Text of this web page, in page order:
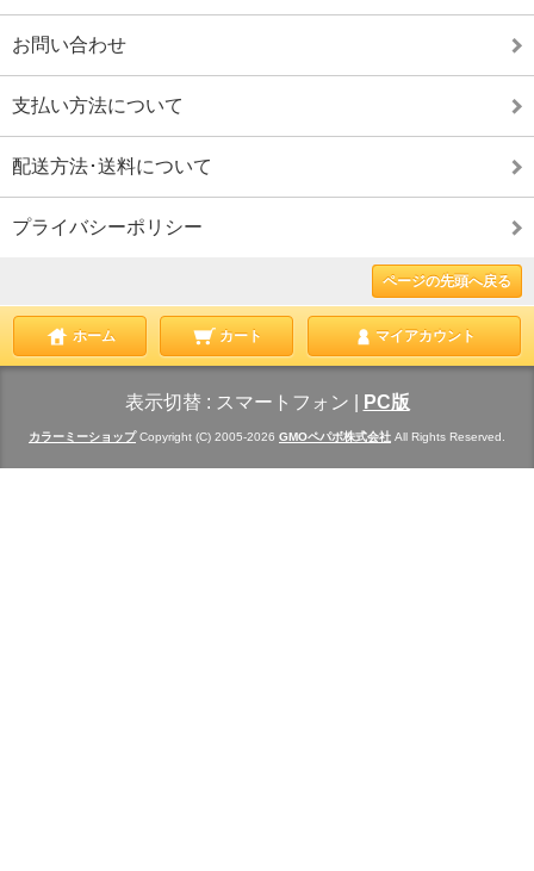
お問い合わせ
支払い方法について
配送方法･送料について
プライバシーポリシー
ページの先頭へ戻る
ホーム カート マイアカウント
表示切替 : スマートフォン PC版
カラーミーショップCopyright (C) 2005-2026 GMOペパボ株式会社 All Rights Reserved.